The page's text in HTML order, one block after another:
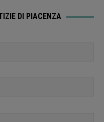
DI PIACENZA